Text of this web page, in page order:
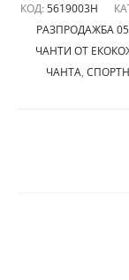
КОД: 5619003Н
РАЗПРОДАЖБА
ЧАНТИ ОТ
ЧАНТА,